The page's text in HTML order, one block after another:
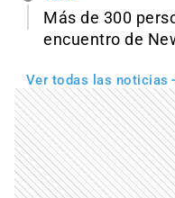
Más de 300
encuentro de
Ver todas las noticias